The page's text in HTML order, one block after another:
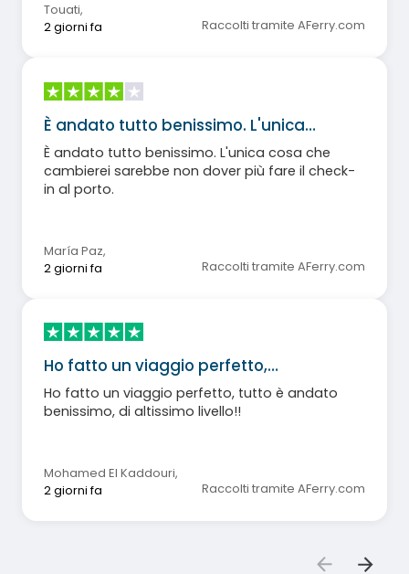
Touati,
2 giorni fa
Raccolti tramite AFerry.com
È andato tutto benissimo. L'unica…
È andato tutto benissimo. L'unica cosa che
cambierei sarebbe non dover più fare il check-
in al porto.
María Paz,
2 giorni fa
Raccolti tramite AFerry.com
Ho fatto un viaggio perfetto,…
Ho fatto un viaggio perfetto, tutto è andato
benissimo, di altissimo livello!!
Mohamed El Kaddouri,
2 giorni fa
Raccolti tramite AFerry.com